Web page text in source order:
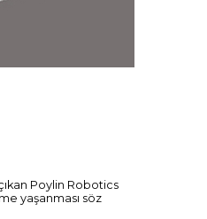
Poylin Robotics
yaşanması söz